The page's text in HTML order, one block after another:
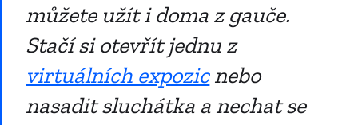
můžete užít i doma z gauče.
Stačí si otevřít jednu z
virtuálních expozicnebo
nasadit sluchátka a nechat se